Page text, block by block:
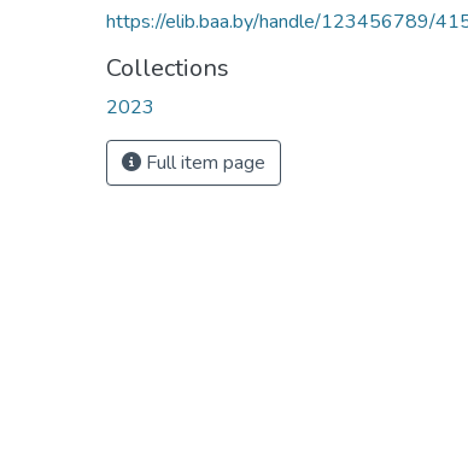
https://elib.baa.by/handle/123456789/
Collections
2023
Full item page